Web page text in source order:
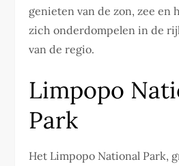
genieten van de zon, zee en
zich onderdompelen in de
van de regio.
Limpopo
Park
Het Limpopo National Park,